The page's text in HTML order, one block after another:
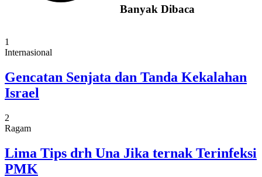
Banyak Dibaca
1
Internasional
Gencatan Senjata dan Tanda Kekalahan
Israel
2
Ragam
Lima Tips drh Una Jika ternak Terinfeksi
PMK